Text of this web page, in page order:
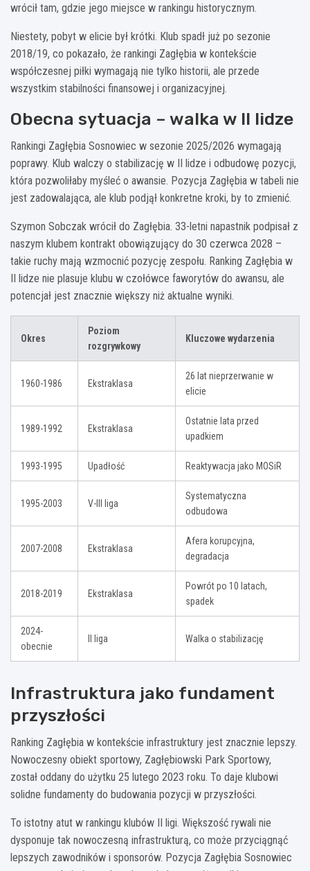
wrócił tam, gdzie jego miejsce w rankingu historycznym.
Niestety, pobyt w elicie był krótki. Klub spadł już po sezonie
2018/19, co pokazało, że rankingi Zagłębia w kontekście
współczesnej piłki wymagają nie tylko historii, ale przede
wszystkim stabilności finansowej i organizacyjnej.
Obecna sytuacja – walka w II lidze
Rankingi Zagłębia Sosnowiec w sezonie 2025/2026 wymagają
poprawy. Klub walczy o stabilizację w II lidze i odbudowę pozycji,
która pozwoliłaby myśleć o awansie. Pozycja Zagłębia w tabeli nie
jest zadowalająca, ale klub podjął konkretne kroki, by to zmienić.
Szymon Sobczak wrócił do Zagłębia. 33-letni napastnik podpisał z
naszym klubem kontrakt obowiązujący do 30 czerwca 2028 –
takie ruchy mają wzmocnić pozycję zespołu. Ranking Zagłębia w
II lidze nie plasuje klubu w czołówce faworytów do awansu, ale
potencjał jest znacznie większy niż aktualne wyniki.
Okres
Poziom
rozgrywkowy
Kluczowe wydarzenia
1960-1986 Ekstraklasa
26 lat nieprzerwanie w
elicie
1989-1992 Ekstraklasa
Ostatnie lata przed
upadkiem
1993-1995 Upadłość Reaktywacja jako MOSiR
1995-2003 V-III liga
Systematyczna
odbudowa
2007-2008 Ekstraklasa
Afera korupcyjna,
degradacja
2018-2019 Ekstraklasa
Powrót po 10 latach,
spadek
2024-
obecnie
II liga Walka o stabilizację
Infrastruktura jako fundament
przyszłości
Ranking Zagłębia w kontekście infrastruktury jest znacznie lepszy.
Nowoczesny obiekt sportowy, Zagłębiowski Park Sportowy,
został oddany do użytku 25 lutego 2023 roku. To daje klubowi
solidne fundamenty do budowania pozycji w przyszłości.
To istotny atut w rankingu klubów II ligi. Większość rywali nie
dysponuje tak nowoczesną infrastrukturą, co może przyciągnąć
lepszych zawodników i sponsorów. Pozycja Zagłębia Sosnowiec